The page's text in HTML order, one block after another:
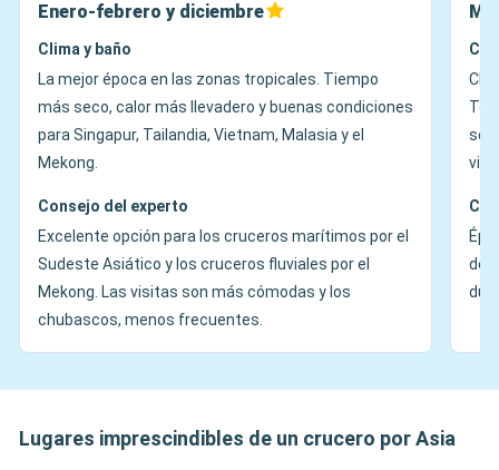
Enero-febrero y diciembre
Clima y baño
La mejor época en las zonas tropicales. Tiempo
más seco, calor más llevadero y buenas condiciones
para Singapur, Tailandia, Vietnam, Malasia y el
Mekong.
Consejo del experto
Excelente opción para los cruceros marítimos por el
Sudeste Asiático y los cruceros fluviales por el
Mekong. Las visitas son más cómodas y los
chubascos, menos frecuentes.
Lugares imprescindibles de un crucero por Asia